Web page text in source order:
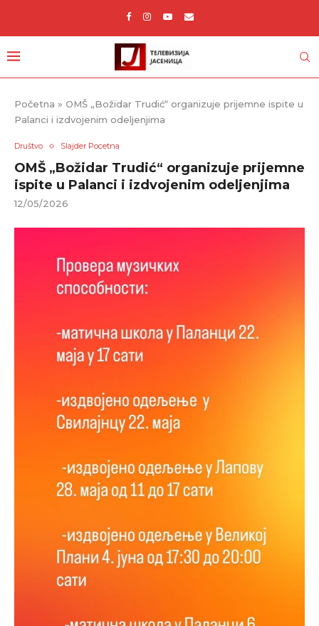
Početna » OMŠ „Božidar Trudić“ organizuje prijemne ispite u
Palanci i izdvojenim odeljenjima
Društvo Slajder Pocetna
OMŠ „Božidar Trudić“ organizuje prijemne
ispite u Palanci i izdvojenim odeljenjima
12/05/2026